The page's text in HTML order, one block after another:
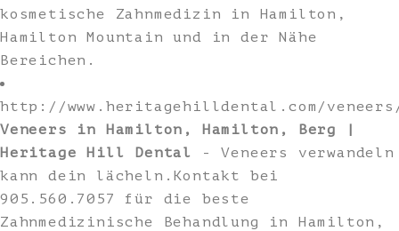
kosmetische Zahnmedizin in Hamilton,
Hamilton Mountain und in der Nähe
Bereichen.
http://www.heritagehilldental.com/
Veneers in Hamilton, Hamilton, Berg |
Heritage Hill Dental
- Veneers verwandeln
kann dein lächeln.Kontakt bei
905.560.7057 für die beste
Zahnmedizinische Behandlung in Hamilton,